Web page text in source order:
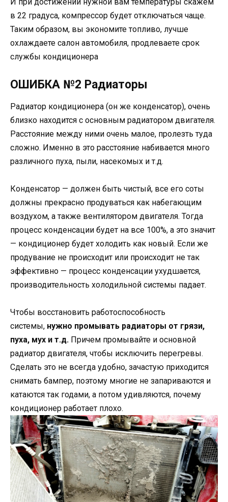
И при достижении нужной вам температуры скажем
в 22 градуса, компрессор будет отключаться чаще.
Таким образом, вы экономите топливо, лучше
охлаждаете салон автомобиля, продлеваете срок
службы кондиционера
ОШИБКА №2 Радиаторы
Радиатор кондиционера (он же конденсатор), очень
близко находится с основным радиатором двигателя.
Расстояние между ними очень малое, пролезть туда
сложно. Именно в это расстояние набивается много
различного пуха, пыли, насекомых и т.д.
Конденсатор — должен быть чистый, все его соты
должны прекрасно продуваться как набегающим
воздухом, а также вентилятором двигателя. Тогда
процесс конденсации будет на все 100%, а это значит
— кондиционер будет холодить как новый. Если же
продувание не происходит или происходит не так
эффективно — процесс конденсации ухудшается,
производительность холодильной системы падает.
Чтобы восстановить работоспособность
системы, нужно промывать радиаторы от грязи,
пуха, мух и т.д. Причем промывайте и основной
радиатор двигателя, чтобы исключить перегревы.
Сделать это не всегда удобно, зачастую приходится
снимать бампер, поэтому многие не запариваются и
катаются так годами, а потом удивляются, почему
кондиционер работает плохо.